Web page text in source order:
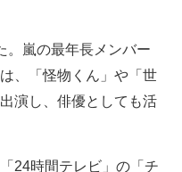
嵐の最年長メンバー
、「怪物くん」や「世
演し、俳優としても活
24時間テレビ」の「チ